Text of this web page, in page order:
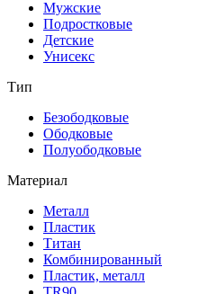
Мужские
Подростковые
Детские
Унисекс
Тип
Безободковые
Ободковые
Полуободковые
Материал
Металл
Пластик
Титан
Комбинированный
Пластик, металл